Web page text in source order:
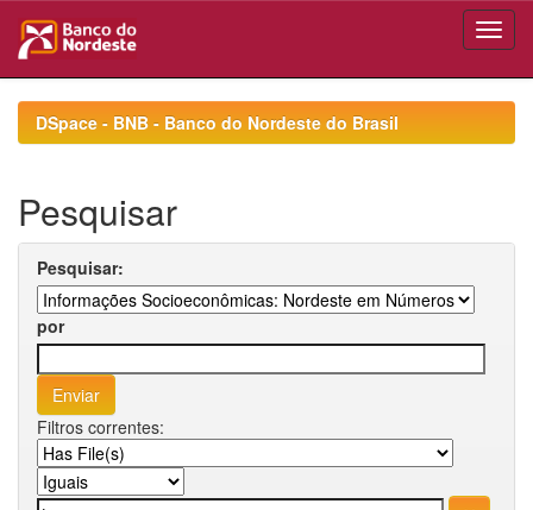
navigationDSpace - BNB - Banco do Nordeste do Brasil
Pesquisar
Pesquisar:
por
Filtros correntes: